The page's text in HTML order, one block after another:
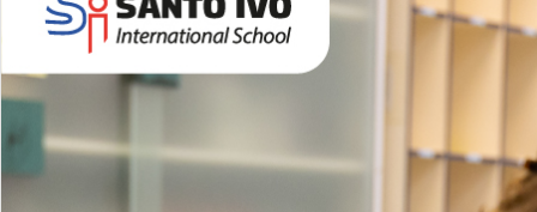
EDUCAÇÃO INFANTIL
Inglês todos os dias